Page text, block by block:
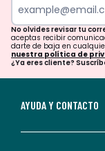
No olvides revisar tu
aceptas recibir
darte de baja en
nuestra política de
¿Ya eres cliente?
AYUDA Y CONTACTO